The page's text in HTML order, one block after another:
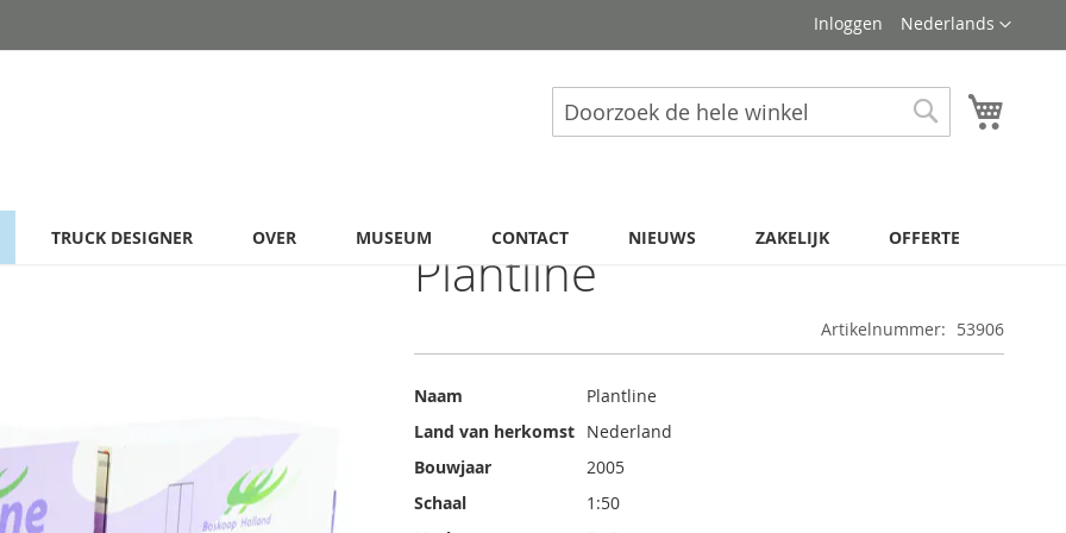
Taal
Nederlands
Inloggen
Zoek
TRUCK DESIGNER OVER MUSEUM CONTACT NIEUWS ZAKELIJK OFFERTE
Plantline
Artikelnummer 53906
Meer
Naam
Plantline
Land van herkomst Nederland
Bouwjaar
2005
Schaal
1:50